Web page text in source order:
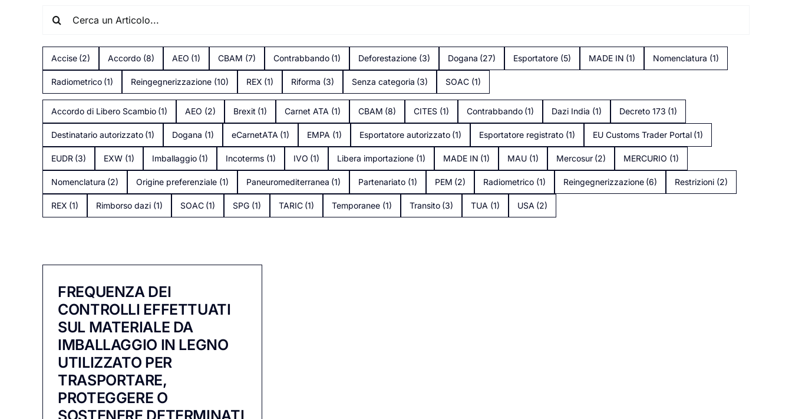
Accise (2) Accordo (8) AEO (1) CBAM (7) Contrabbando (1) Deforestazione (3) Dogana (27) Esportatore (5) MADE IN (1) Nomenclatura (1)
Radiometrico (1) Reingegnerizzazione (10) REX (1) Riforma (3) Senza categoria (3) SOAC (1)
Accordo di Libero Scambio (1) AEO (2) Brexit (1) Carnet ATA (1) CBAM (8) CITES (1) Contrabbando (1) Dazi India (1) Decreto 173 (1)
Destinatario autorizzato (1) Dogana (1) eCarnetATA (1) EMPA (1) Esportatore autorizzato (1) Esportatore registrato (1) EU Customs Trader Portal (1)
EUDR (3) EXW (1) Imballaggio (1) Incoterms (1) IVO (1) Libera importazione (1) MADE IN (1) MAU (1) Mercosur (2) MERCURIO (1)
Nomenclatura (2) Origine preferenziale (1) Paneuromediterranea (1) Partenariato (1) PEM (2) Radiometrico (1) Reingegnerizzazione (6) Restrizioni (2)
REX (1) Rimborso dazi (1) SOAC (1) SPG (1) TARIC (1) Temporanee (1) Transito (3) TUA (1) USA (2)
FREQUENZA DEI
CONTROLLI EFFETTUATI
SUL MATERIALE DA
IMBALLAGGIO IN LEGNO
UTILIZZATO PER
TRASPORTARE,
PROTEGGERE O
SOSTENERE DETERMINATI